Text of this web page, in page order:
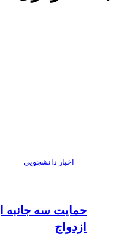
اخبار دانشجویی
حمایت سه جانبه‌‌
ازدواج